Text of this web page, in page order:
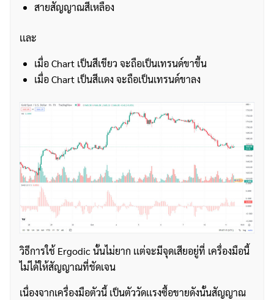
สายสัญญาณสีเหลือง
เเละ
เมื่อ Chart เป็นสีเขียว จะถือเป็นเทรนด์ขาขึ้น
เมื่อ Chart เป็นสีเเดง จะถือเป็นเทรนด์ขาลง
วิธีการใช้ Ergodic นั้นไม่ยาก เเต่จะมีจุดเสียอยู่ที่ เครื่องมือนี้
ไม่ได้ให้สัญญาณที่ชัดเจน
เนื่องจากเครื่องมือตัวนี้ เป็นตัววัดเเรงซื้อขายดังนั้นสัญญาณ